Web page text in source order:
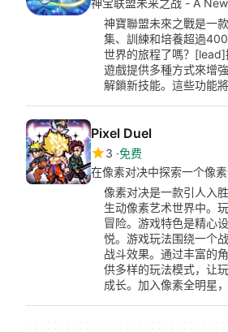
神宝联盟未来之战 - A
神寶聯盟未來之戰是一
集、訓練和培養超過
世界的旅程了嗎？[lead]
遊戲提供多種方式來增
解鎖新技能。這些功能
Pixel Duel
3 免费
在像素对决中探索一个像
像素对决是一款引人入
生动像素艺术世界中。
冒险。游戏特色是精心
悦。游戏玩法围绕一个
战斗效果。通过丰富的
供多样的玩法模式，让
成长。加入像素全明星